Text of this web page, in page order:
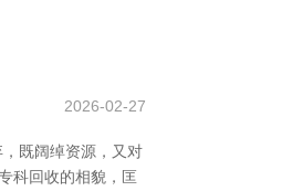
2026-02-27
既阔绰资源，又对
科回收的相貌，匡